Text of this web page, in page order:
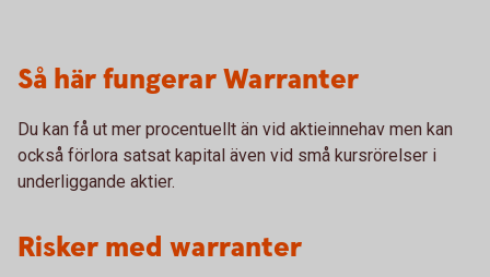
Så här fungerar Warranter
Du kan få ut mer procentuellt än vid aktieinnehav men kan
också förlora satsat kapital även vid små kursrörelser i
underliggande aktier.
Risker med warranter